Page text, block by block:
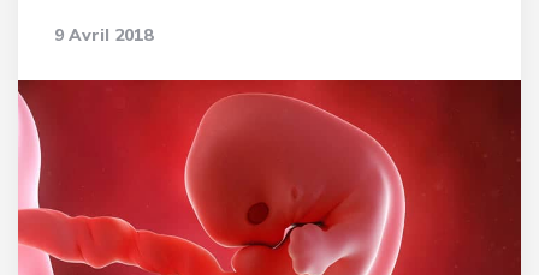
9 Avril 2018